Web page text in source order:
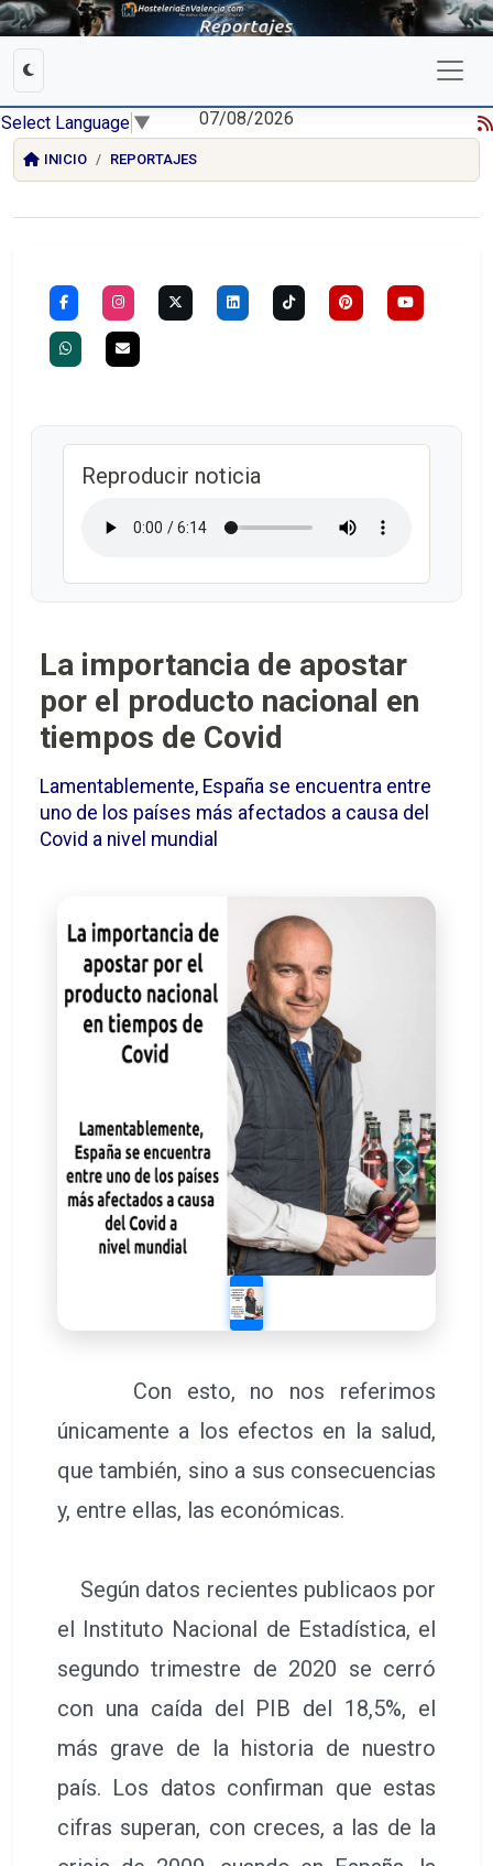
Select Language ▼ 07/08/2026
INICIO REPORTAJES
Reproducir noticia
La importancia de apostar
por el producto nacional en
tiempos de Covid
Lamentablemente, España se encuentra entre
uno de los países más afectados a causa del
Covid a nivel mundial
Con esto, no nos referimos
únicamente a los efectos en la salud,
que también, sino a sus consecuencias
y, entre ellas, las económicas.
Según datos recientes publicaos por
el Instituto Nacional de Estadística, el
segundo trimestre de 2020 se cerró
con una caída del PIB del 18,5%, el
más grave de la historia de nuestro
país. Los datos confirman que estas
cifras superan, con creces, a las de la